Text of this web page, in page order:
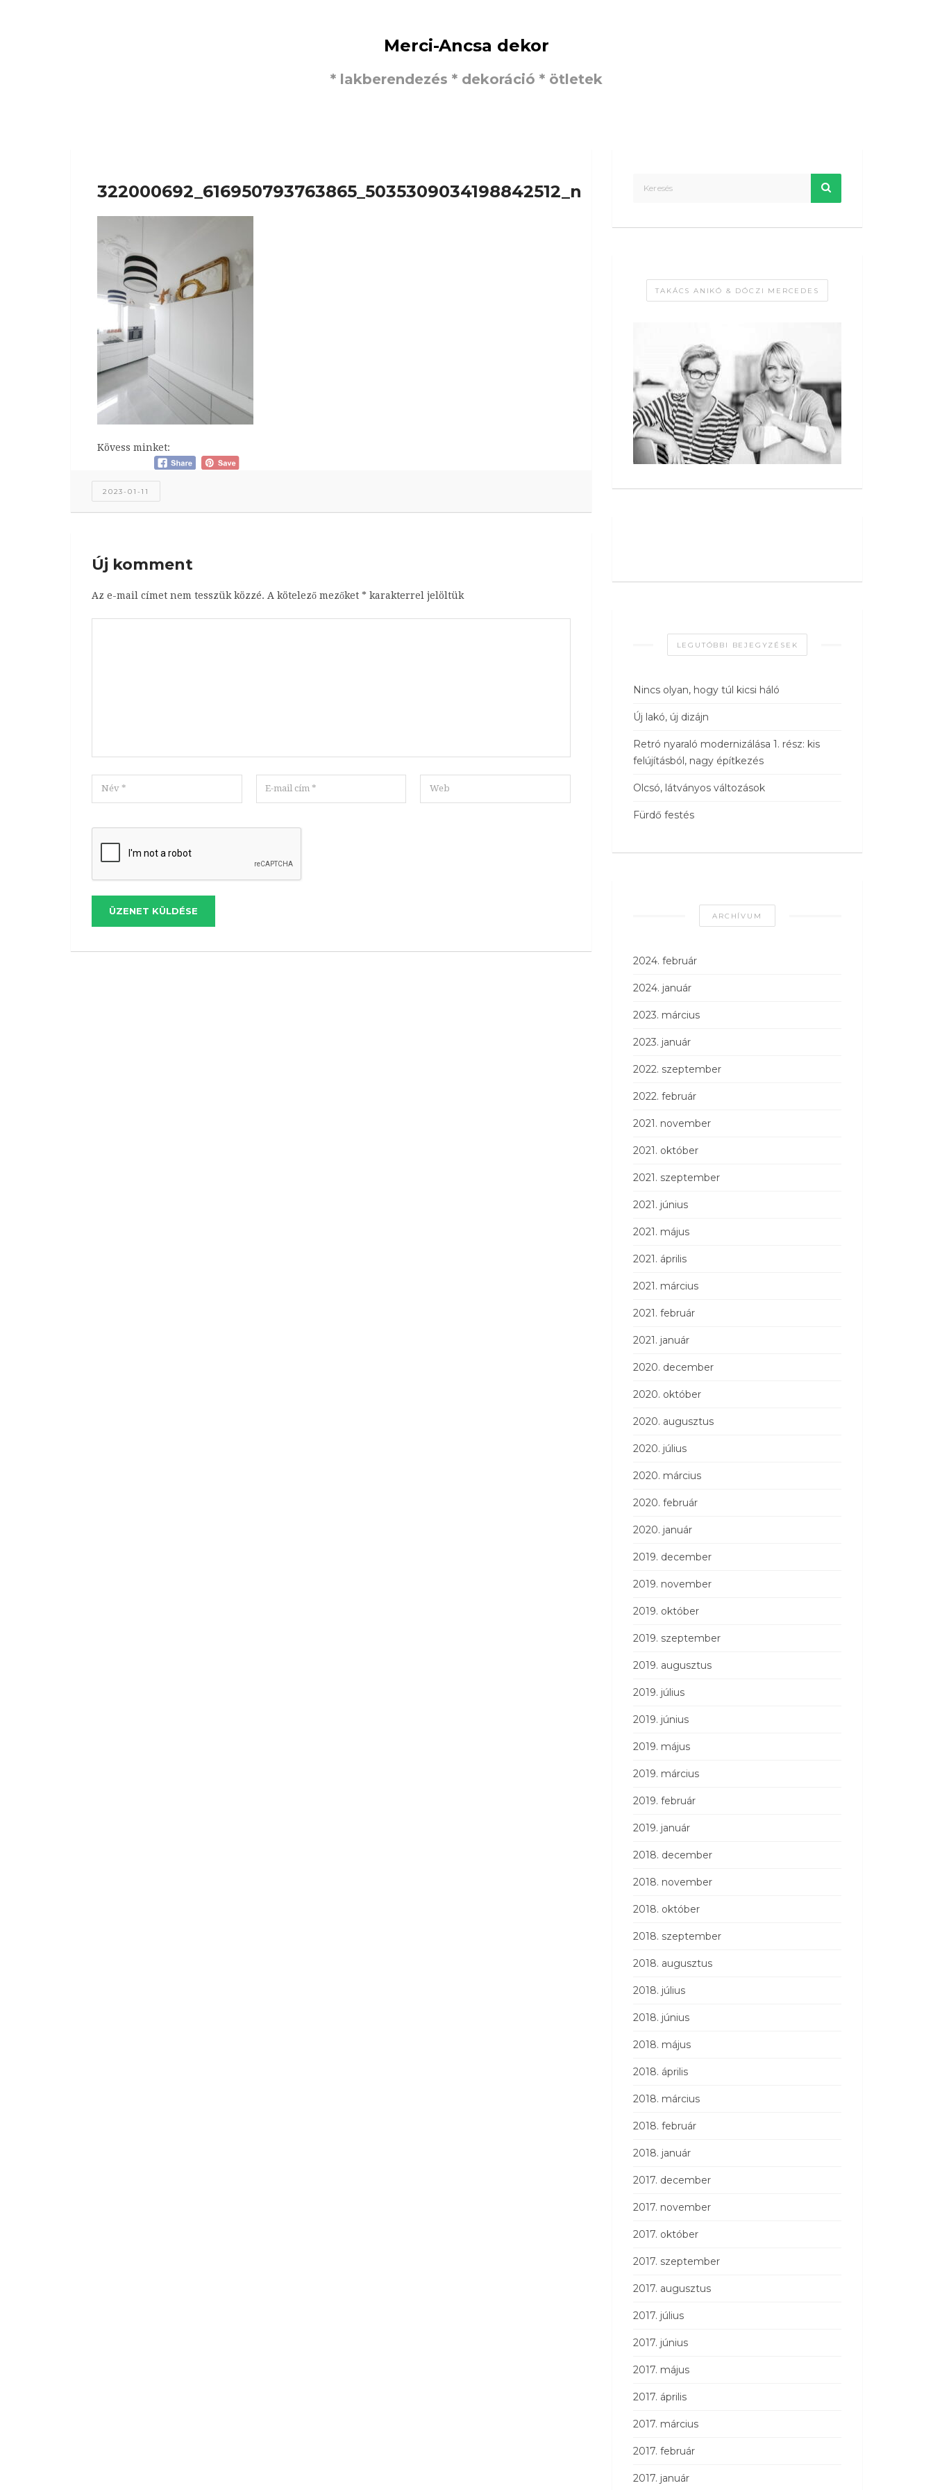
Merci-Ancsa dekor
* lakberendezés * dekoráció * ötletek
322000692_616950793763865_5035309034198842512_n
Kövess minket:
2023-01-11
Új komment
Az e-mail címet nem tesszük közzé. A kötelező mezőket * karakterrel jelöltük
ÜZENET KÜLDÉSE
TAKÁCS ANIKÓ & DÓCZI MERCEDES
LEGUTÓBBI BEJEGYZÉSEK
Nincs olyan, hogy túl kicsi háló
Új lakó, új dizájn
Retró nyaraló modernizálása 1. rész: kis
felújításból, nagy építkezés
Olcsó, látványos változások
Fürdő festés
ARCHÍVUM
2024. február
2024. január
2023. március
2023. január
2022. szeptember
2022. február
2021. november
2021. október
2021. szeptember
2021. június
2021. május
2021. április
2021. március
2021. február
2021. január
2020. december
2020. október
2020. augusztus
2020. július
2020. március
2020. február
2020. január
2019. december
2019. november
2019. október
2019. szeptember
2019. augusztus
2019. július
2019. június
2019. május
2019. március
2019. február
2019. január
2018. december
2018. november
2018. október
2018. szeptember
2018. augusztus
2018. július
2018. június
2018. május
2018. április
2018. március
2018. február
2018. január
2017. december
2017. november
2017. október
2017. szeptember
2017. augusztus
2017. július
2017. június
2017. május
2017. április
2017. március
2017. február
2017. január